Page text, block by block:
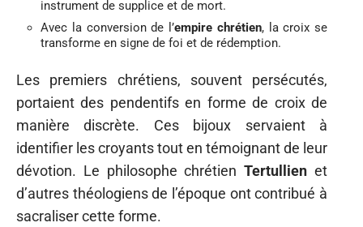
instrument de supplice et de mort.
Avec la conversion de l’empire chrétien, la croix se
transforme en signe de foi et de rédemption.
Les premiers chrétiens, souvent persécutés,
portaient des pendentifs en forme de croix de
manière discrète. Ces bijoux servaient à
identifier les croyants tout en témoignant de leur
dévotion. Le philosophe chrétienTertullien et
d’autres théologiens de l’époque ont contribué à
sacraliser cette forme.